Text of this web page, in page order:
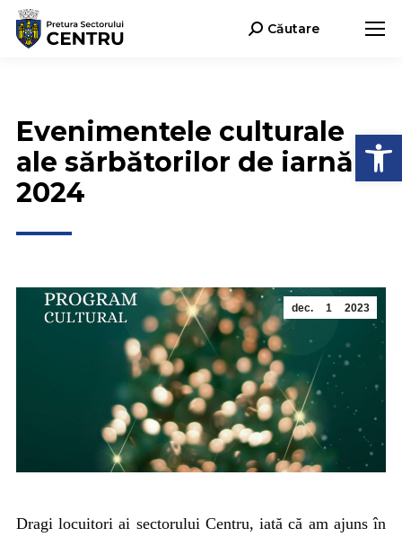
Search:Căutare
Evenimentele culturale
ale sărbătorilor de iarnă
2024
dec. 1 2023
Dragi locuitori ai sectorului Centru, iată că am ajuns în